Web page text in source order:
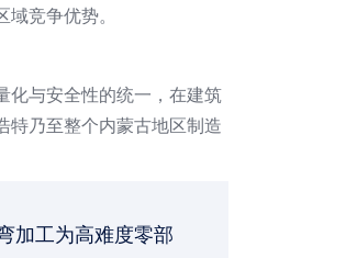
竞争优势。
化与安全性的统一，在建筑
特乃至整个内蒙古地区制造
加工为高难度零部